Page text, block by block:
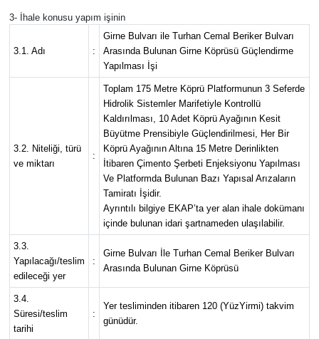
3- İhale konusu yapım işinin
3.1. Adı :
Girne Bulvarı ile Turhan Cemal Beriker Bulvarı
Arasında Bulunan Girne Köprüsü Güçlendirme
Yapılması İşi
3.2. Niteliği, türü
ve miktarı
:
Toplam 175 Metre Köprü Platformunun 3 Seferde
Hidrolik Sistemler Marifetiyle Kontrollü
Kaldırılması, 10 Adet Köprü Ayağının Kesit
Büyütme Prensibiyle Güçlendirilmesi, Her Bir
Köprü Ayağının Altına 15 Metre Derinlikten
İtibaren Çimento Şerbeti Enjeksiyonu Yapılması
Ve Platformda Bulunan Bazı Yapısal Arızaların
Tamiratı İşidir.
Ayrıntılı bilgiye EKAP’ta yer alan ihale dokümanı
içinde bulunan idari şartnameden ulaşılabilir.
3.3.
Yapılacağı/teslim
edileceği yer
:
Girne Bulvarı İle Turhan Cemal Beriker Bulvarı
Arasında Bulunan Girne Köprüsü
3.4.
Süresi/teslim
tarihi
:
Yer tesliminden itibaren 120 (YüzYirmi) takvim
günüdür.